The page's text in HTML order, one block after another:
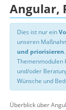
Angular,
Dies ist nur ein
unseren
und priorisieren
Themenmodulen
und/oder
Wünsche und
Überblick über